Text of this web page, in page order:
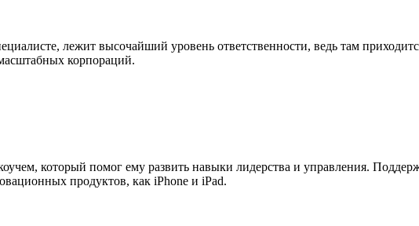
лежит высочайший уровень ответственности, ведь там
корпораций.
который помог ему развить навыки лидерства и управления.
продуктов, как iPhone и iPad.